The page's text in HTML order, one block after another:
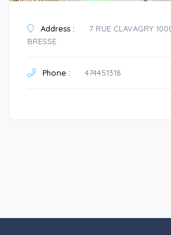
Address :
7 RUE CLAVAGRY
BRESSE
Phone : 474451318